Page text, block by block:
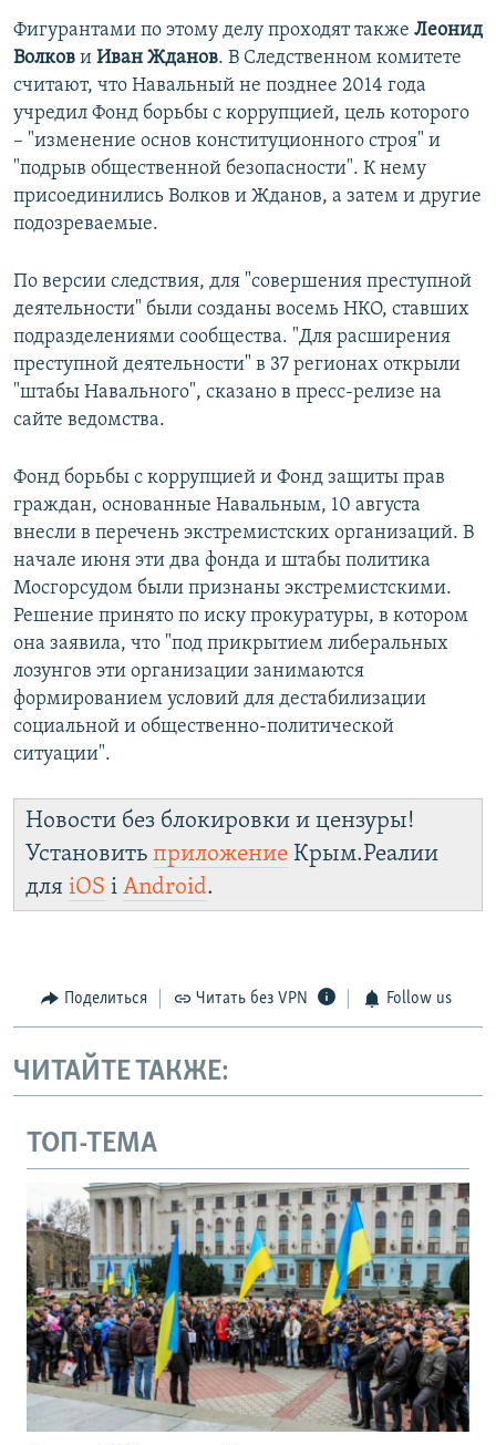
Фигурантами по этому делу проходят также Леонид
Волков и Иван Жданов. В Следственном комитете
считают, что Навальный не позднее 2014 года
учредил Фонд борьбы с коррупцией, цель которого
– "изменение основ конституционного строя" и
"подрыв общественной безопасности". К нему
присоединились Волков и Жданов, а затем и другие
подозреваемые.
По версии следствия, для "совершения преступной
деятельности" были созданы восемь НКО, ставших
подразделениями сообщества. "Для расширения
преступной деятельности" в 37 регионах открыли
"штабы Навального", сказано в пресс-релизе на
сайте ведомства.
Фонд борьбы с коррупцией и Фонд защиты прав
граждан, основанные Навальным, 10 августа
внесли в перечень экстремистских организаций. В
начале июня эти два фонда и штабы политика
Мосгорсудом были признаны экстремистскими.
Решение принято по иску прокуратуры, в котором
она заявила, что "под прикрытием либеральных
лозунгов эти организации занимаются
формированием условий для дестабилизации
социальной и общественно-политической
ситуации".
Новости без блокировки и цензуры!
Установить приложение Крым.Реалии
для iOS і Android.
Поделиться Читать без VPN Follow us
ЧИТАЙТЕ ТАКЖЕ:
ТОП-ТЕМА